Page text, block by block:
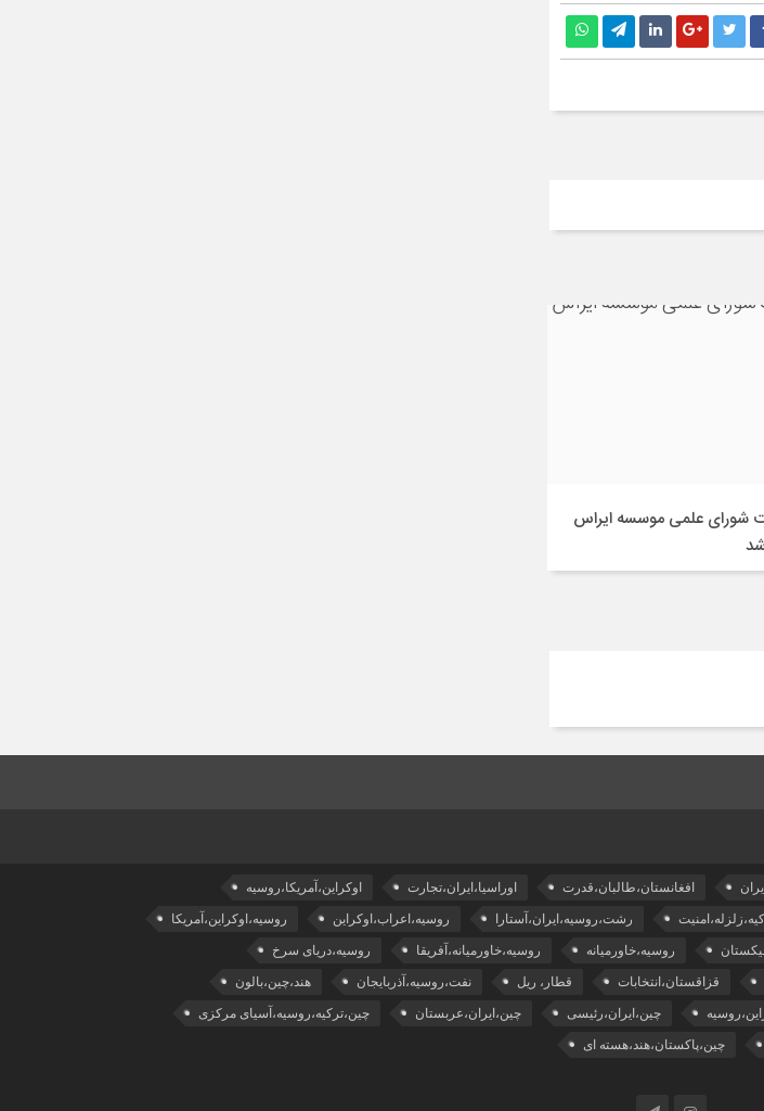
علمی موسسه ایراس
شد
افغانستان،طالبان،قدرت اوراسیا،ایران،تجارت اوکراین،آمریکا،روسیه
رشت،روسیه،ایران،آستارا روسیه،اعراب،اوکراین روسیه،اوکراین،آمریکا
روسیه،خاورمیانه روسیه،خاورمیانه،آفریقا روسیه،دریای سرخ
قزاقستان،انتخابات قطار، ریل نفت،روسیه،آذربایجان هند،چین،بالون
چین،ایران،رئیسی چین،ایران،عربستان چین،ترکیه،روسیه،آسیای مرکزی
چین،پاکستان،هند،هسته ای